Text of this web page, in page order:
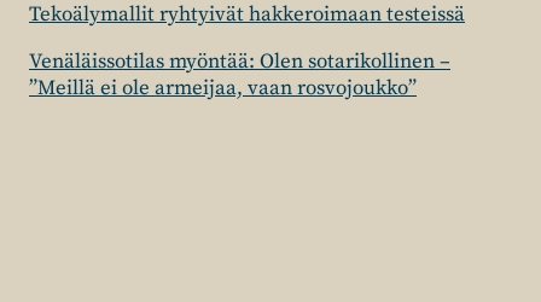
Tekoälymallit ryhtyivät hakkeroimaan testeissä
Venäläissotilas myöntää: Olen sotarikollinen –
”Meillä ei ole armeijaa, vaan rosvojoukko”